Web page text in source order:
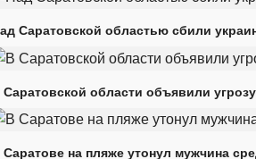
Саратовской областью сбили
Саратовской области объявили
Саратове на пляже утонул мужчина